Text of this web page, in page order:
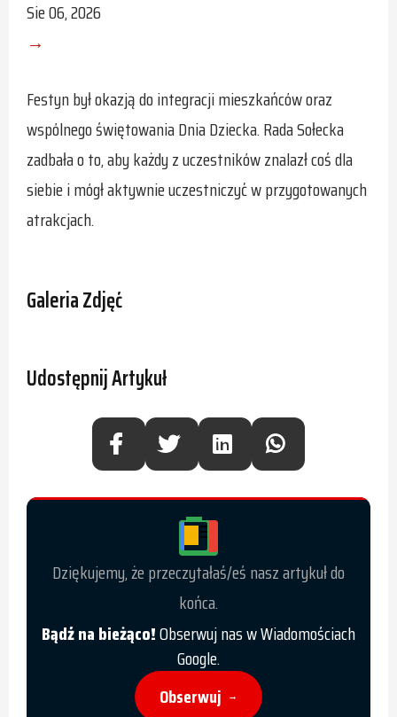
Sie 06, 2026
→
Festyn był okazją do integracji mieszkańców oraz
wspólnego świętowania Dnia Dziecka. Rada Sołecka
zadbała o to, aby każdy z uczestników znalazł coś dla
siebie i mógł aktywnie uczestniczyć w przygotowanych
atrakcjach.
Galeria Zdjęć
Udostępnij Artykuł
Dziękujemy, że przeczytałaś/eś nasz artykuł do
końca.
Bądź na bieżąco!Obserwuj nas w Wiadomościach
Google.
Obserwuj →